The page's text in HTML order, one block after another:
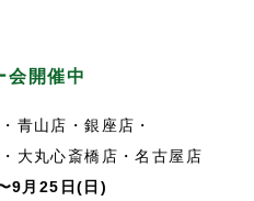
会開催中
青山店・銀座店・
大丸心斎橋店・名古屋店
9月25日(日)